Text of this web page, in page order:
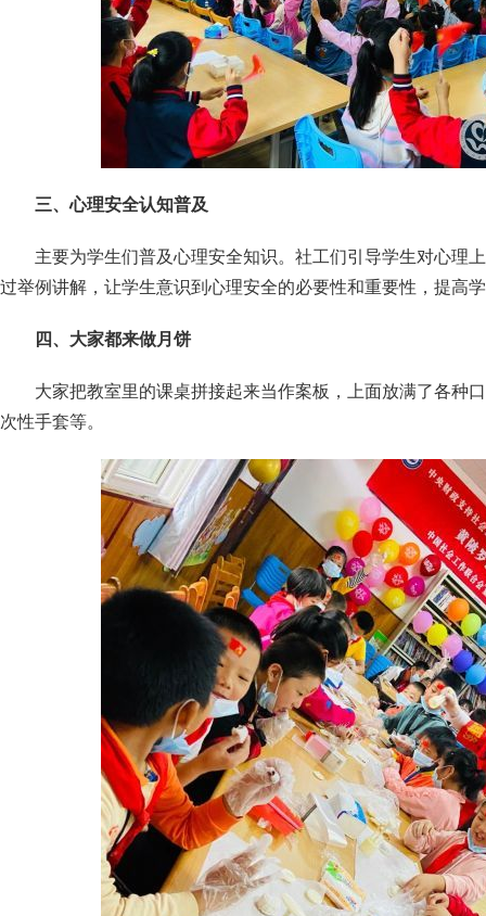
三、心理安全认知普及
主要为学生们普及心理安全知识。社工们引导学生对心理
过举例讲解，让学生意识到心理安全的必要性和重要性，提高
四、大家都来做月饼
大家把教室里的课桌拼接起来当作案板，上面放满了各种
次性手套等。